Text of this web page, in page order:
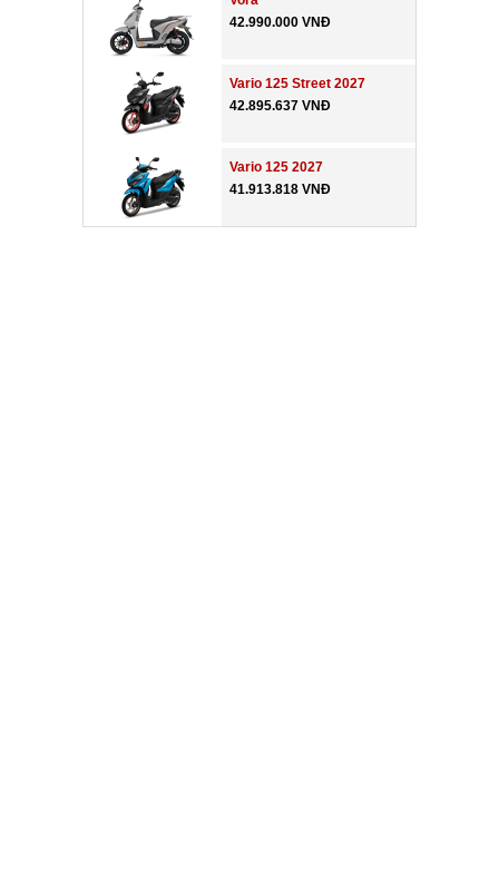
42.990.000 VNĐ
Vario 125 Street 2027
42.895.637 VNĐ
Vario 125 2027
41.913.818 VNĐ